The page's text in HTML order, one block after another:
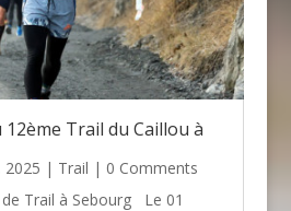
Trail du Caillou à
2025 | Trail | 0 Comments
Trail à Sebourg Le 01